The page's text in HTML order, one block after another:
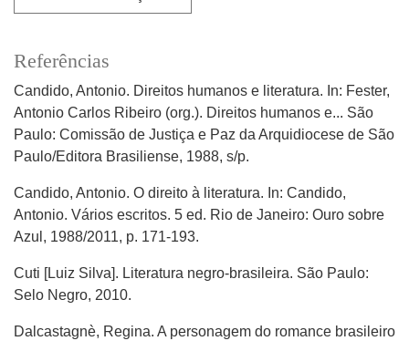
Referências
Candido, Antonio. Direitos humanos e literatura. In: Fester,
Antonio Carlos Ribeiro (org.). Direitos humanos e... São
Paulo: Comissão de Justiça e Paz da Arquidiocese de São
Paulo/Editora Brasiliense, 1988, s/p.
Candido, Antonio. O direito à literatura. In: Candido,
Antonio. Vários escritos. 5 ed. Rio de Janeiro: Ouro sobre
Azul, 1988/2011, p. 171-193.
Cuti [Luiz Silva]. Literatura negro-brasileira. São Paulo:
Selo Negro, 2010.
Dalcastagnè, Regina. A personagem do romance brasileiro